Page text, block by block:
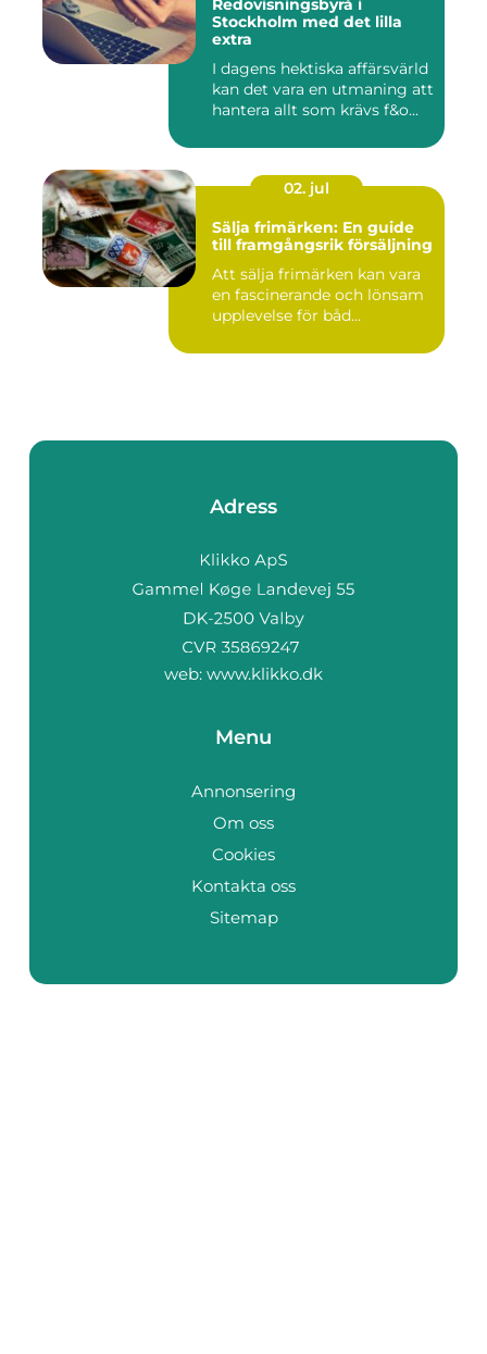
Redovisningsbyrå i
Stockholm med det lilla
extra
I dagens hektiska affärsvärld
kan det vara en utmaning att
hantera allt som krävs f&o...
02. jul
Sälja frimärken: En guide
till framgångsrik försäljning
Att sälja frimärken kan vara
en fascinerande och lönsam
upplevelse för båd...
Adress
web: www.klikko.dk
Menu
Annonsering
Om oss
Cookies
Kontakta oss
Sitemap